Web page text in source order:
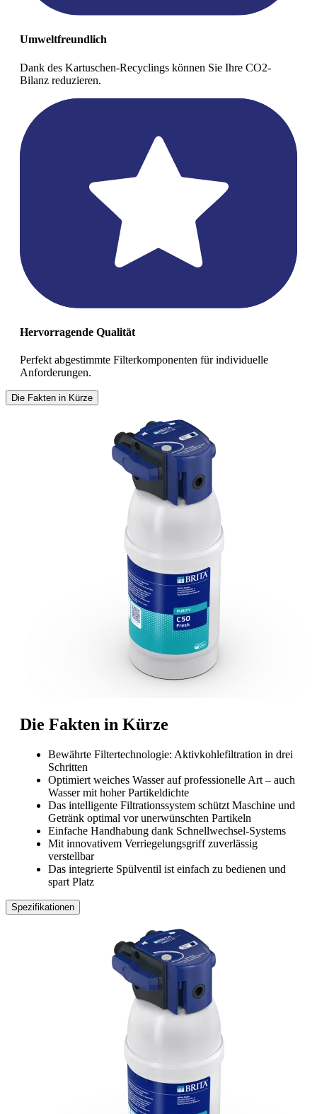
Umweltfreundlich
Dank des Kartuschen-Recyclings können Sie Ihre CO2-
Bilanz reduzieren.
Hervorragende Qualität
Perfekt abgestimmte Filterkomponenten für individuelle
Anforderungen.
Die Fakten in Kürze
Die Fakten in Kürze
Bewährte Filtertechnologie: Aktivkohlefiltration in drei
Schritten
Optimiert weiches Wasser auf professionelle Art – auch
Wasser mit hoher Partikeldichte
Das intelligente Filtrationssystem schützt Maschine und
Getränk optimal vor unerwünschten Partikeln
Einfache Handhabung dank Schnellwechsel-Systems
Mit innovativem Verriegelungsgriff zuverlässig
verstellbar
Das integrierte Spülventil ist einfach zu bedienen und
spart Platz
Spezifikationen